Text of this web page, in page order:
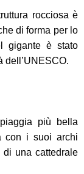
rocciosa è
di forma per lo
gigante è stato
dell’UNESCO.
più bella
con i suoi archi
una cattedrale